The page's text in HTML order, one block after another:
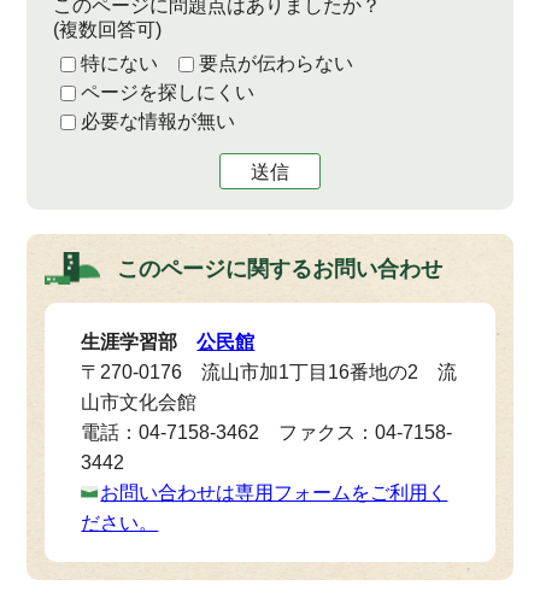
このページに問題点はありましたか？
(複数回答可)
特にない
要点が伝わらない
ページを探しにくい
必要な情報が無い
送信
このページに関するお問い合わせ
生涯学習部公民館
〒270-0176 流山市加1丁目16番地の2 流
山市文化会館
電話：04-7158-3462 ファクス：04-7158-
3442
お問い合わせは専用フォームをご利用く
ださい。